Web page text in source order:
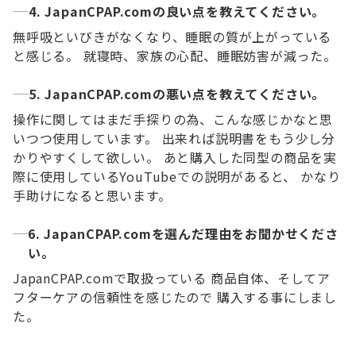
4. JapanCPAP.comの良い点を教えてください。
無呼吸といびきがなくなり、睡眠の質が上がっている
と感じる。 就寝時、家族の心配、睡眠妨害が減った。
5. JapanCPAP.comの悪い点を教えてください。
操作に関してはまだ手探りの為、こんな感じかなと思
いつつ使用しています。 出来れば説明書をもう少し分
かりやすくして欲しい。 あと購入した同型の商品を実
際に使用しているYouTubeでの説明があると、 かなり
手助けになると思います。
6. JapanCPAP.comを選んだ理由をお聞かせくださ
い。
JapanCPAP.comで取扱っている 商品自体、そしてア
フターケアの信頼性を感じたので 購入する事にしまし
た。